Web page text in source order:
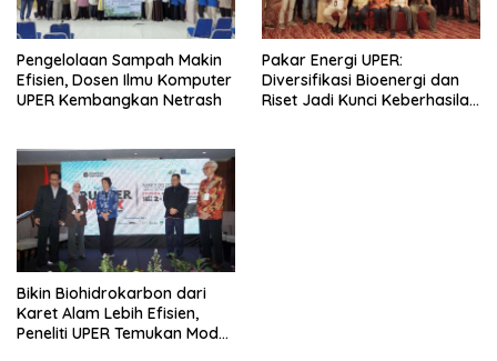
Pengelolaan Sampah Makin
Efisien, Dosen Ilmu Komputer
UPER Kembangkan Netrash
Pakar Energi UPER:
Diversifikasi Bioenergi dan
Riset Jadi Kunci Keberhasilan
Bikin Biohidrokarbon dari
Karet Alam Lebih Efisien,
Peneliti UPER Temukan Model